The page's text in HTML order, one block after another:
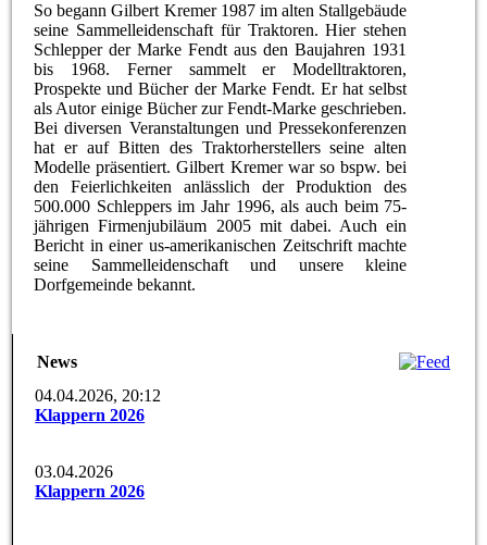
So begann Gilbert Kremer 1987 im alten Stallgebäude
seine Sammelleidenschaft für Traktoren. Hier stehen
Schlepper der Marke Fendt aus den Baujahren 1931
bis 1968. Ferner sammelt er Modelltraktoren,
Prospekte und Bücher der Marke Fendt. Er hat selbst
als Autor einige Bücher zur Fendt-Marke geschrieben.
Bei diversen Veranstaltungen und Pressekonferenzen
hat er auf Bitten des Traktorherstellers seine alten
Modelle präsentiert. Gilbert Kremer war so bspw. bei
den Feierlichkeiten anlässlich der Produktion des
500.000 Schleppers im Jahr 1996, als auch beim 75-
jährigen Firmenjubiläum 2005 mit dabei. Auch ein
Bericht in einer us-amerikanischen Zeitschrift machte
seine Sammelleidenschaft und unsere kleine
Dorfgemeinde bekannt.
News
04.04.2026, 20:12
Klappern 2026
03.04.2026
Klappern 2026